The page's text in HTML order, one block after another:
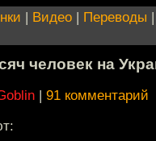
| Видео | Переводы |
человек на
| 91 комментарий